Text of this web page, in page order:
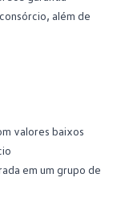
além de
valores baixos
em um grupo de